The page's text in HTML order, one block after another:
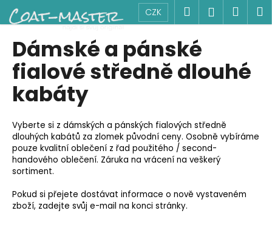
Přejít
na
obsah
CZK Hledat
Dámské a pánské
fialové středně dlouhé
kabáty
Vyberte si z dámských a pánských fialových středně
dlouhých kabátů za zlomek původní ceny. Osobně vybíráme
pouze kvalitní oblečení z řad použitého / second-
handového oblečení. Záruka na vrácení na veškerý
sortiment.
Pokud si přejete dostávat informace o nově vystaveném
zboží, zadejte svůj e-mail na konci stránky.
o
C
o
p
t
ř
e
b
u
j